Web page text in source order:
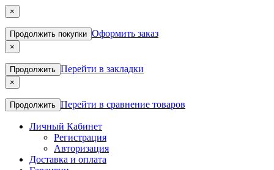
×
Продолжить покупки Оформить заказ
×
Продолжить Перейти в закладки
×
Продолжить Перейти в сравнение товаров
Личный Кабинет
Регистрация
Авторизация
Доставка и оплата